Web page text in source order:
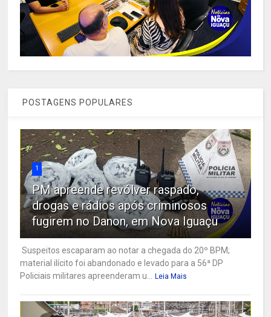
POSTAGENS POPULARES
1
PM apreende revólver raspado,
drogas e rádios após criminosos
fugirem no Danon, em Nova Iguaçu
Suspeitos escaparam ao notar a chegada do 20º BPM;
material ilícito foi abandonado e levado para a 56ª DP
Policiais militares apreenderam u...
Leia Mais